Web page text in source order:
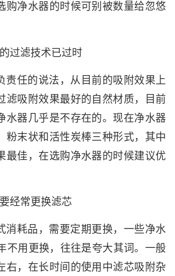
购净水器的时候可别被数量给忽悠
过滤技术已过时
责任的说法，从目前的吸附效果上
滤吸附效果最好的自然材质，目前
水器几乎是不存在的。现在净水器
粉末状和活性炭棒三种形式，其中
最佳，在选购净水器的时候建议优
经常更换滤芯
消耗品，需要定期更换，一些净水
不用更换，往往是夸大其词。一般
右，在长时间的使用中滤芯吸附杂